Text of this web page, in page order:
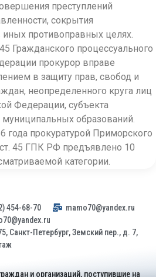
преступлений
сокрытия
иных противоправных целях.
Гражданского процессуального
прокурор вправе
в защиту прав, свобод и
неопределенного круга лиц
Федерации, субъекта
образований.
года прокуратурой Приморского
45 ГПК РФ предъявлено 10
категории.
454-68-70
mamo70@yandex.ru
Санкт-Петербург, Земский пер., д. 7,
и организаций, поступившие на